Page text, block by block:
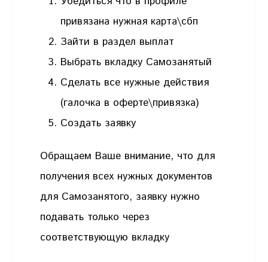
привязана нужная карта\сбп
Зайти в раздел выплат
Выбрать вкладку Самозанятый
Сделать все нужные действия
(галочка в оферте\привязка)
Создать заявку
Обращаем Ваше внимание, что для
получения всех нужных документов
для Самозанятого, заявку нужно
подавать только через
соответствующую вкладку